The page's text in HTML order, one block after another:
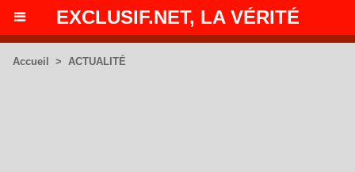
EXCLUSIF.NET, LA VÉRITÉ
Accueil > ACTUALITÉ